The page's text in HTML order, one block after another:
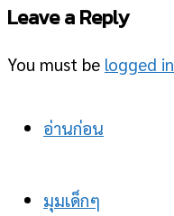
Leave a Reply
You must be logged in
อ่านก่อน
มุมเด็กๆ